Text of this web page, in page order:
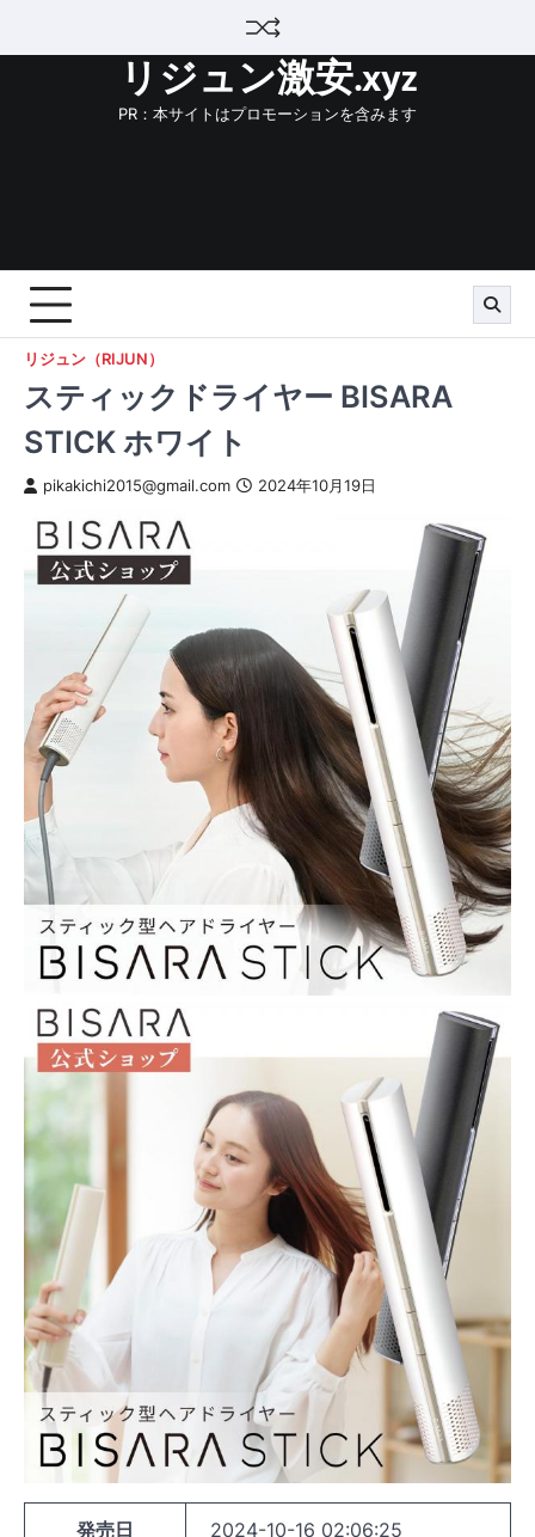
リジュン激安.xyz
PR：本サイトはプロモーションを含みます
リジュン（RIJUN）
スティックドライヤー BISARA
STICK ホワイト
pikakichi2015@gmail.com 2024年10月19日
発売日 2024-10-16 02:06:25